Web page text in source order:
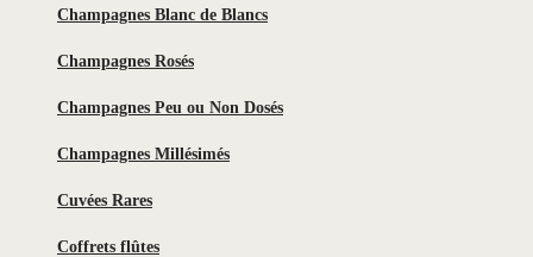
Champagnes Blanc de Blancs
Champagnes Rosés
Champagnes Peu ou Non Dosés
Champagnes Millésimés
Cuvées Rares
Coffrets flûtes